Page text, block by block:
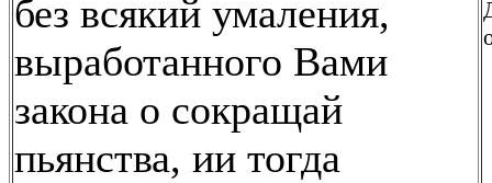
без всякий умаления,
выработанного Вами
закона о сокращай
пьянства, ии тогда